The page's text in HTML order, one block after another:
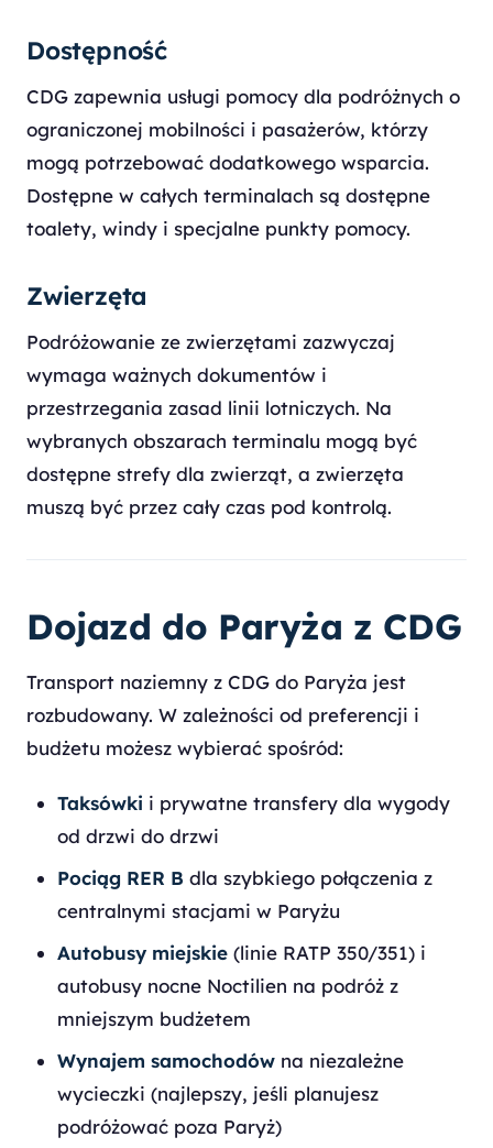
Dostępność
CDG zapewnia usługi pomocy dla podróżnych o
ograniczonej mobilności i pasażerów, którzy
mogą potrzebować dodatkowego wsparcia.
Dostępne w całych terminalach są dostępne
toalety, windy i specjalne punkty pomocy.
Zwierzęta
Podróżowanie ze zwierzętami zazwyczaj
wymaga ważnych dokumentów i
przestrzegania zasad linii lotniczych. Na
wybranych obszarach terminalu mogą być
dostępne strefy dla zwierząt, a zwierzęta
muszą być przez cały czas pod kontrolą.
Dojazd do Paryża z CDG
Transport naziemny z CDG do Paryża jest
rozbudowany. W zależności od preferencji i
budżetu możesz wybierać spośród:
Taksówki i prywatne transfery dla wygody
od drzwi do drzwi
Pociąg RER B dla szybkiego połączenia z
centralnymi stacjami w Paryżu
Autobusy miejskie (linie RATP 350/351) i
autobusy nocne Noctilien na podróż z
mniejszym budżetem
Wynajem samochodów na niezależne
wycieczki (najlepszy, jeśli planujesz
podróżować poza Paryż)